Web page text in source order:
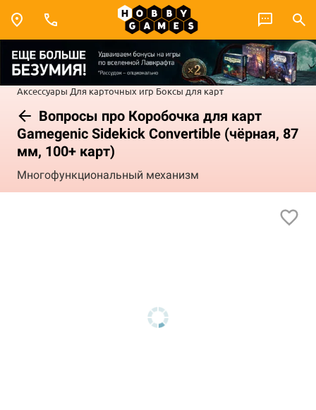
Аксессуары Для карточных игр Боксы для карт
Вопросы про Коробочка для карт
Gamegenic Sidekick Convertible (чёрная, 87
мм, 100+ карт)
Многофункциональный механизм